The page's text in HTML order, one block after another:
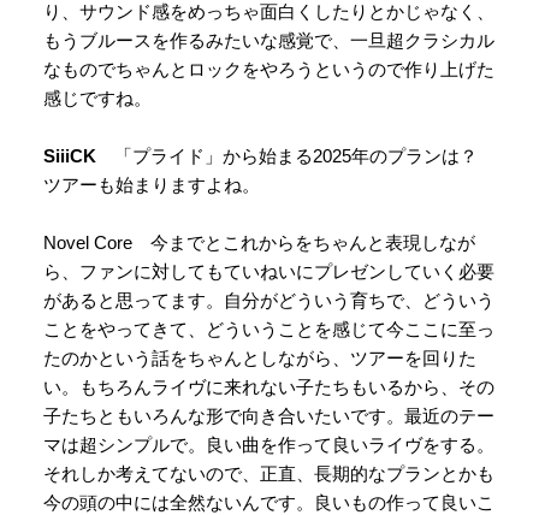
り、サウンド感をめっちゃ面白くしたりとかじゃなく、
もうブルースを作るみたいな感覚で、一旦超クラシカル
なものでちゃんとロックをやろうというので作り上げた
感じですね。
SiiiCK 「プライド」から始まる2025年のプランは？
ツアーも始まりますよね。
Novel Core 今までとこれからをちゃんと表現しなが
ら、ファンに対してもていねいにプレゼンしていく必要
があると思ってます。自分がどういう育ちで、どういう
ことをやってきて、どういうことを感じて今ここに至っ
たのかという話をちゃんとしながら、ツアーを回りた
い。もちろんライヴに来れない子たちもいるから、その
子たちともいろんな形で向き合いたいです。最近のテー
マは超シンプルで。良い曲を作って良いライヴをする。
それしか考えてないので、正直、長期的なプランとかも
今の頭の中には全然ないんです。良いもの作って良いこ